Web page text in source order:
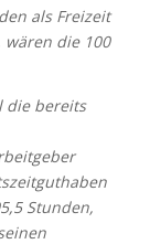
als Freizeit
die 100
die bereits
Stunden,